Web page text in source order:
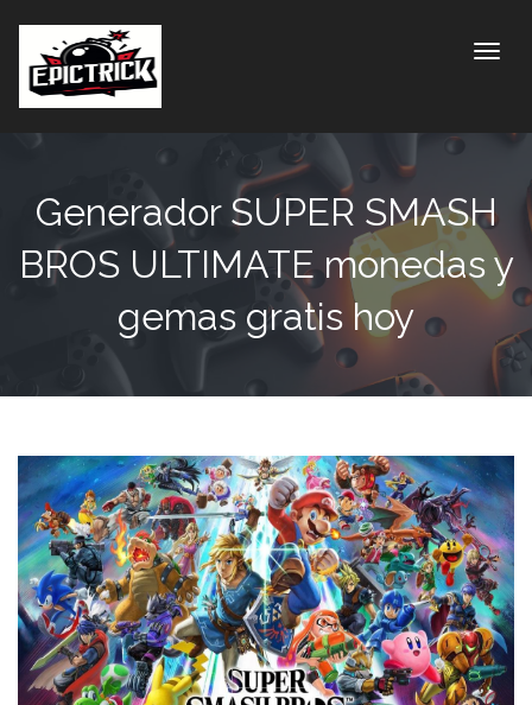
Generador SUPER SMASH
BROS ULTIMATE monedas y
gemas gratis hoy